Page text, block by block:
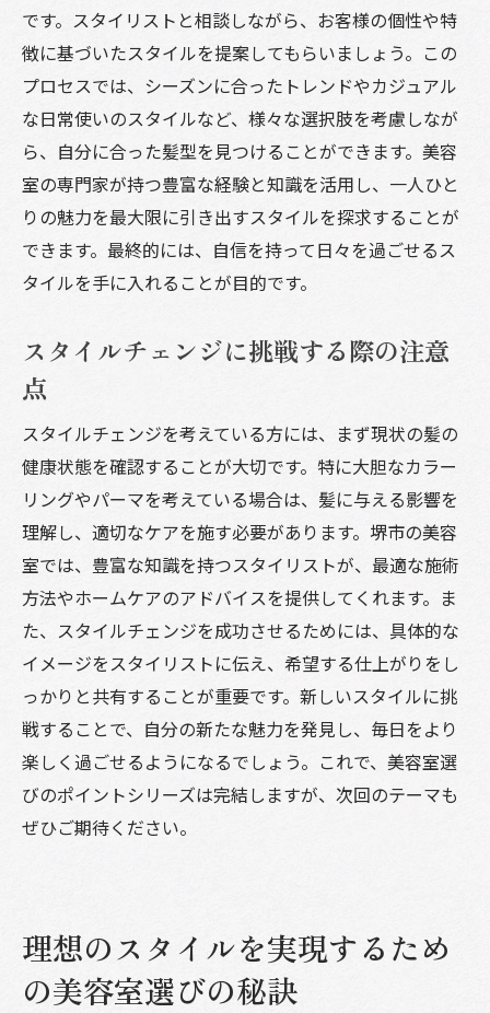
です。スタイリストと相談しながら、お客様の個性や特
徴に基づいたスタイルを提案してもらいましょう。この
プロセスでは、シーズンに合ったトレンドやカジュアル
な日常使いのスタイルなど、様々な選択肢を考慮しなが
ら、自分に合った髪型を見つけることができます。美容
室の専門家が持つ豊富な経験と知識を活用し、一人ひと
りの魅力を最大限に引き出すスタイルを探求することが
できます。最終的には、自信を持って日々を過ごせるス
タイルを手に入れることが目的です。
スタイルチェンジに挑戦する際の注意
点
スタイルチェンジを考えている方には、まず現状の髪の
健康状態を確認することが大切です。特に大胆なカラー
リングやパーマを考えている場合は、髪に与える影響を
理解し、適切なケアを施す必要があります。堺市の美容
室では、豊富な知識を持つスタイリストが、最適な施術
方法やホームケアのアドバイスを提供してくれます。ま
た、スタイルチェンジを成功させるためには、具体的な
イメージをスタイリストに伝え、希望する仕上がりをし
っかりと共有することが重要です。新しいスタイルに挑
戦することで、自分の新たな魅力を発見し、毎日をより
楽しく過ごせるようになるでしょう。これで、美容室選
びのポイントシリーズは完結しますが、次回のテーマも
ぜひご期待ください。
理想のスタイルを実現するため
の美容室選びの秘訣